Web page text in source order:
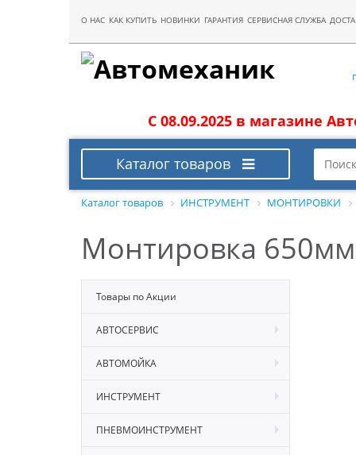
О НАС КАК КУПИТЬ НОВИНКИ ГАРАНТИЯ СЕРВИСНАЯ СЛУЖБА
С 08.09.2025 в магазине
Каталог товаров
Каталог товаров ИНСТРУМЕНТ МОНТИРОВКИ
Монтировка
Товары по Акции
АВТОСЕРВИС
АВТОМОЙКА
ИНСТРУМЕНТ
ПНЕВМОИНСТРУМЕНТ